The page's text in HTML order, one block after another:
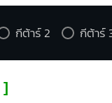
กีต้าร์ 2 กีต้าร์
]